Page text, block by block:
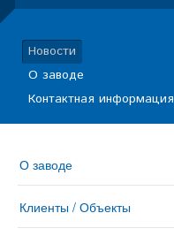
Новости
О заводе
Контактная информация
О заводе
Клиенты / Объекты